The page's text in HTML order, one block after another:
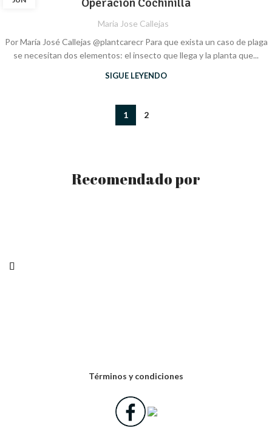
Maria Jose Callejas
Por María José Callejas @plantcarecr Para que exista un caso de plaga
se necesitan dos elementos: el insecto que llega y la planta que...
SIGUE LEYENDO
1 2
Recomendado por
Términos y condiciones